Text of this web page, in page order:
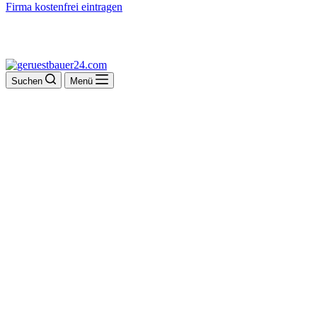
Firma kostenfrei eintragen
Suchen Menü